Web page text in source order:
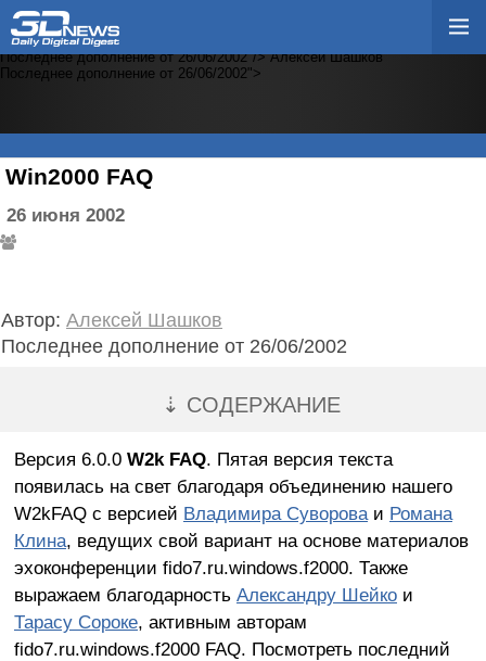
Алексей Шашков
Последнее дополнение от 26/06/2002"/>
Последнее дополнение от 26/06/2002"/>
Последнее дополнение от 26/06/2002"/>Алексей Шашков
Последнее дополнение от 26/06/2002">
Win2000 FAQ
26 июня 2002
Автор: Алексей Шашков
Последнее дополнение от 26/06/2002
⇣ СОДЕРЖАНИЕ
Версия 6.0.0 W2k FAQ. Пятая версия текста
появилась на свет благодаря объединению нашего
W2kFAQ c версией Владимира Сувороваи Романа
Клина, ведущих свой вариант на основе материалов
эхоконференции fido7.ru.windows.f2000. Также
выражаем благодарность Александру Шейкои
Тарасу Сороке, активным авторам
fido7.ru.windows.f2000 FAQ. Посмотреть последний